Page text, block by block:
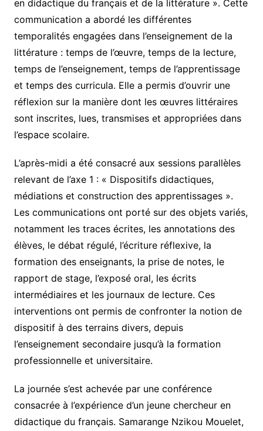
en didactique du français et de la littérature ». Cette
communication a abordé les différentes
temporalités engagées dans l’enseignement de la
littérature : temps de l’œuvre, temps de la lecture,
temps de l’enseignement, temps de l’apprentissage
et temps des curricula. Elle a permis d’ouvrir une
réflexion sur la manière dont les œuvres littéraires
sont inscrites, lues, transmises et appropriées dans
l’espace scolaire.
L’après-midi a été consacré aux sessions parallèles
relevant de l’axe 1 : « Dispositifs didactiques,
médiations et construction des apprentissages ».
Les communications ont porté sur des objets variés,
notamment les traces écrites, les annotations des
élèves, le débat régulé, l’écriture réflexive, la
formation des enseignants, la prise de notes, le
rapport de stage, l’exposé oral, les écrits
intermédiaires et les journaux de lecture. Ces
interventions ont permis de confronter la notion de
dispositif à des terrains divers, depuis
l’enseignement secondaire jusqu’à la formation
professionnelle et universitaire.
La journée s’est achevée par une conférence
consacrée à l’expérience d’un jeune chercheur en
didactique du français. Samarange Nzikou Mouelet,